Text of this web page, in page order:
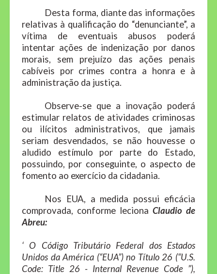
Desta forma, diante das informações
relativas à qualificação do “denunciante”, a
vítima de eventuais abusos poderá
intentar ações de indenização por danos
morais, sem prejuízo das ações penais
cabíveis por crimes contra a honra e à
administração da justiça.
Observe-se que a inovação poderá
estimular relatos de atividades criminosas
ou ilícitos administrativos, que jamais
seriam desvendados, se não houvesse o
aludido estímulo por parte do Estado,
possuindo, por conseguinte, o aspecto de
fomento ao exercício da cidadania.
Nos EUA, a medida possui eficácia
comprovada, conforme leciona Claudio de
Abreu:
‘ O Código Tributário Federal dos Estados
Unidos da América (“EUA”) no Título 26 (“U.S.
Code: Title 26 - Internal Revenue Code ”),